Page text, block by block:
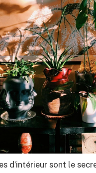
d’intérieur sont le